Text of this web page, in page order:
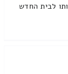
לבית החדש